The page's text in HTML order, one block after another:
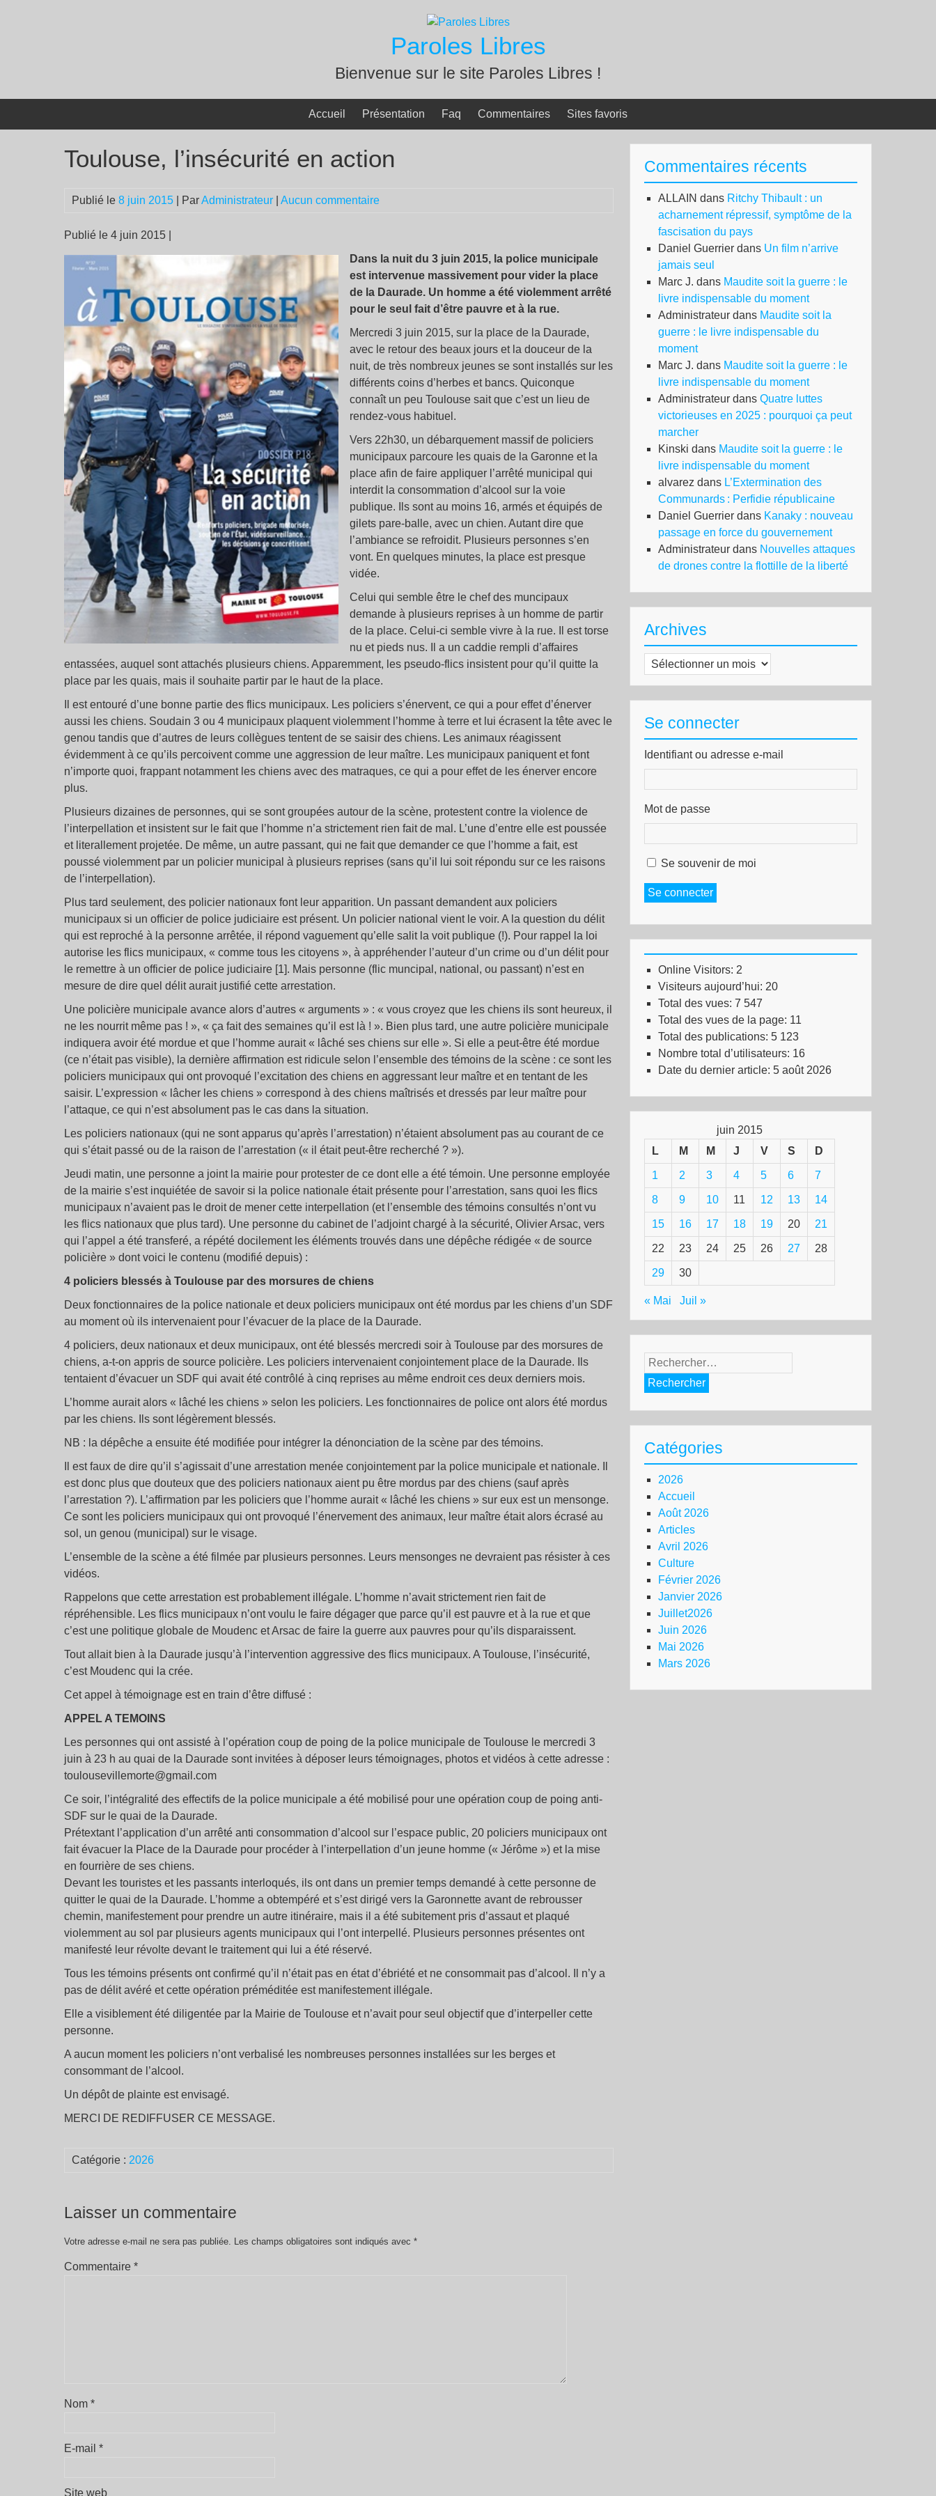
Paroles Libres
Bienvenue sur le site Paroles Libres !
Accueil Présentation Faq Commentaires Sites favoris
Toulouse, l’insécurité en action
Publié le 8 juin 2015 | ParAdministrateur Aucun commentaire
Publié le 4 juin 2015 |
Dans la nuit du 3 juin 2015, la police municipale
est intervenue massivement pour vider la place
de la Daurade. Un homme a été violemment arrêté
pour le seul fait d’être pauvre et à la rue.
Mercredi 3 juin 2015, sur la place de la Daurade,
avec le retour des beaux jours et la douceur de la
nuit, de très nombreux jeunes se sont installés sur les
différents coins d’herbes et bancs. Quiconque
connaît un peu Toulouse sait que c’est un lieu de
rendez-vous habituel.
Vers 22h30, un débarquement massif de policiers
municipaux parcoure les quais de la Garonne et la
place afin de faire appliquer l’arrêté municipal qui
interdit la consommation d’alcool sur la voie
publique. Ils sont au moins 16, armés et équipés de
gilets pare-balle, avec un chien. Autant dire que
l’ambiance se refroidit. Plusieurs personnes s’en
vont. En quelques minutes, la place est presque
vidée.
Celui qui semble être le chef des muncipaux
demande à plusieurs reprises à un homme de partir
de la place. Celui-ci semble vivre à la rue. Il est torse
nu et pieds nus. Il a un caddie rempli d’affaires
entassées, auquel sont attachés plusieurs chiens. Apparemment, les pseudo-flics insistent pour qu’il quitte la
place par les quais, mais il souhaite partir par le haut de la place.
Il est entouré d’une bonne partie des flics municipaux. Les policiers s’énervent, ce qui a pour effet d’énerver
aussi les chiens. Soudain 3 ou 4 municipaux plaquent violemment l’homme à terre et lui écrasent la tête avec le
genou tandis que d’autres de leurs collègues tentent de se saisir des chiens. Les animaux réagissent
évidemment à ce qu’ils percoivent comme une aggression de leur maître. Les municipaux paniquent et font
n’importe quoi, frappant notamment les chiens avec des matraques, ce qui a pour effet de les énerver encore
plus.
Plusieurs dizaines de personnes, qui se sont groupées autour de la scène, protestent contre la violence de
l’interpellation et insistent sur le fait que l’homme n’a strictement rien fait de mal. L’une d’entre elle est poussée
et literallement projetée. De même, un autre passant, qui ne fait que demander ce que l’homme a fait, est
poussé violemment par un policier municipal à plusieurs reprises (sans qu’il lui soit répondu sur ce les raisons
de l’interpellation).
Plus tard seulement, des policier nationaux font leur apparition. Un passant demandent aux policiers
municipaux si un officier de police judiciaire est présent. Un policier national vient le voir. A la question du délit
qui est reproché à la personne arrêtée, il répond vaguement qu’elle salit la voit publique (!). Pour rappel la loi
autorise les flics municipaux, « comme tous les citoyens », à appréhender l’auteur d’un crime ou d’un délit pour
le remettre à un officier de police judiciaire [1]. Mais personne (flic muncipal, national, ou passant) n’est en
mesure de dire quel délit aurait justifié cette arrestation.
Une policière municipale avance alors d’autres « arguments » : « vous croyez que les chiens ils sont heureux, il
ne les nourrit même pas ! », « ça fait des semaines qu’il est là ! ». Bien plus tard, une autre policière municipale
indiquera avoir été mordue et que l’homme aurait « lâché ses chiens sur elle ». Si elle a peut-être été mordue
(ce n’était pas visible), la dernière affirmation est ridicule selon l’ensemble des témoins de la scène : ce sont les
policiers municipaux qui ont provoqué l’excitation des chiens en aggressant leur maître et en tentant de les
saisir. L’expression « lâcher les chiens » correspond à des chiens maîtrisés et dressés par leur maître pour
l’attaque, ce qui n’est absolument pas le cas dans la situation.
Les policiers nationaux (qui ne sont apparus qu’après l’arrestation) n’étaient absolument pas au courant de ce
qui s’était passé ou de la raison de l’arrestation (« il était peut-être recherché ? »).
Jeudi matin, une personne a joint la mairie pour protester de ce dont elle a été témoin. Une personne employée
de la mairie s’est inquiétée de savoir si la police nationale était présente pour l’arrestation, sans quoi les flics
municipaux n’avaient pas le droit de mener cette interpellation (et l’ensemble des témoins consultés n’ont vu
les flics nationaux que plus tard). Une personne du cabinet de l’adjoint chargé à la sécurité, Olivier Arsac, vers
qui l’appel a été transferé, a répété docilement les éléments trouvés dans une dépêche rédigée « de source
policière » dont voici le contenu (modifié depuis) :
4 policiers blessés à Toulouse par des morsures de chiens
Deux fonctionnaires de la police nationale et deux policiers municipaux ont été mordus par les chiens d’un SDF
au moment où ils intervenaient pour l’évacuer de la place de la Daurade.
4 policiers, deux nationaux et deux municipaux, ont été blessés mercredi soir à Toulouse par des morsures de
chiens, a-t-on appris de source policière. Les policiers intervenaient conjointement place de la Daurade. Ils
tentaient d’évacuer un SDF qui avait été contrôlé à cinq reprises au même endroit ces deux derniers mois.
L’homme aurait alors « lâché les chiens » selon les policiers. Les fonctionnaires de police ont alors été mordus
par les chiens. Ils sont légèrement blessés.
NB : la dépêche a ensuite été modifiée pour intégrer la dénonciation de la scène par des témoins.
Il est faux de dire qu’il s’agissait d’une arrestation menée conjointement par la police municipale et nationale. Il
est donc plus que douteux que des policiers nationaux aient pu être mordus par des chiens (sauf après
l’arrestation ?). L’affirmation par les policiers que l’homme aurait « lâché les chiens » sur eux est un mensonge.
Ce sont les policiers municipaux qui ont provoqué l’énervement des animaux, leur maître était alors écrasé au
sol, un genou (municipal) sur le visage.
L’ensemble de la scène a été filmée par plusieurs personnes. Leurs mensonges ne devraient pas résister à ces
vidéos.
Rappelons que cette arrestation est probablement illégale. L’homme n’avait strictement rien fait de
répréhensible. Les flics municipaux n’ont voulu le faire dégager que parce qu’il est pauvre et à la rue et que
c’est une politique globale de Moudenc et Arsac de faire la guerre aux pauvres pour qu’ils disparaissent.
Tout allait bien à la Daurade jusqu’à l’intervention aggressive des flics municipaux. A Toulouse, l’insécurité,
c’est Moudenc qui la crée.
Cet appel à témoignage est en train d’être diffusé :
APPEL A TEMOINS
Les personnes qui ont assisté à l’opération coup de poing de la police municipale de Toulouse le mercredi 3
juin à 23 h au quai de la Daurade sont invitées à déposer leurs témoignages, photos et vidéos à cette adresse :
toulousevillemorte@gmail.com
Ce soir, l’intégralité des effectifs de la police municipale a été mobilisé pour une opération coup de poing anti-
SDF sur le quai de la Daurade.
Prétextant l’application d’un arrêté anti consommation d’alcool sur l’espace public, 20 policiers municipaux ont
fait évacuer la Place de la Daurade pour procéder à l’interpellation d’un jeune homme (« Jérôme ») et la mise
en fourrière de ses chiens.
Devant les touristes et les passants interloqués, ils ont dans un premier temps demandé à cette personne de
quitter le quai de la Daurade. L’homme a obtempéré et s’est dirigé vers la Garonnette avant de rebrousser
chemin, manifestement pour prendre un autre itinéraire, mais il a été subitement pris d’assaut et plaqué
violemment au sol par plusieurs agents municipaux qui l’ont interpellé. Plusieurs personnes présentes ont
manifesté leur révolte devant le traitement qui lui a été réservé.
Tous les témoins présents ont confirmé qu’il n’était pas en état d’ébriété et ne consommait pas d’alcool. Il n’y a
pas de délit avéré et cette opération préméditée est manifestement illégale.
Elle a visiblement été diligentée par la Mairie de Toulouse et n’avait pour seul objectif que d’interpeller cette
personne.
A aucun moment les policiers n’ont verbalisé les nombreuses personnes installées sur les berges et
consommant de l’alcool.
Un dépôt de plainte est envisagé.
MERCI DE REDIFFUSER CE MESSAGE.
Catégorie : 2026
Laisser un commentaire
Votre adresse e-mail ne sera pas publiée. Les champs obligatoires sont indiqués avec *
Commentaire *
Nom *
E-mail *
Site web
Commentaires récents
ALLAIN dans Ritchy Thibault : un
acharnement répressif, symptôme de la
fascisation du pays
Daniel Guerrier dans Un film n’arrive
jamais seul
Marc J. dans Maudite soit la guerre : le
livre indispensable du moment
Administrateur dans Maudite soit la
guerre : le livre indispensable du
moment
Marc J. dans Maudite soit la guerre : le
livre indispensable du moment
Administrateur dans Quatre luttes
victorieuses en 2025 : pourquoi ça peut
marcher
Kinski dans Maudite soit la guerre : le
livre indispensable du moment
alvarez dans L’Extermination des
Communards : Perfidie républicaine
Daniel Guerrier dans Kanaky : nouveau
passage en force du gouvernement
Administrateur dans Nouvelles attaques
de drones contre la flottille de la liberté
Archives
Archives
Se connecter
Identifiant ou adresse e-mail
Mot de passe
Se souvenir de moi
Se connecter
Online Visitors: 2
Visiteurs aujourd’hui: 20
Total des vues: 7 547
Total des vues de la page: 11
Total des publications: 5 123
Nombre total d’utilisateurs: 16
Date du dernier article: 5 août 2026
juin 2015
L
M M J V S D
1 2 3 4 5 6 7
8 9 10 11 12 13 14
15 16 17 18 19 20 21
22 23 24 25 26 27 28
29 30
« Mai Juil »
Rechercher :
Catégories
2026
Accueil
Août 2026
Articles
Avril 2026
Culture
Février 2026
Janvier 2026
Juillet2026
Juin 2026
Mai 2026
Mars 2026